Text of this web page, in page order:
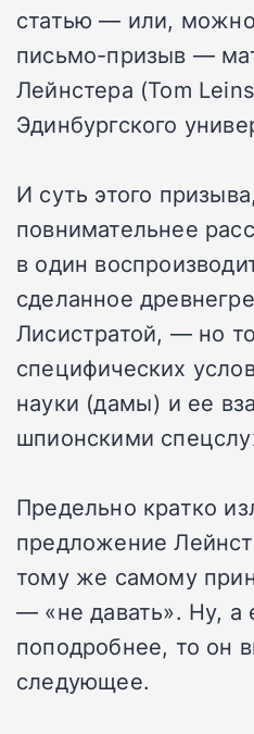
статью — или, можно
письмо-призыв —
Лейнстера (Tom
Эдинбургского
И суть этого
повнимательнее
в один
сделанное
Лисистратой, — но
специфических
науки (дамы) и ее
шпионскими
Предельно кратко
предложение
тому же самому
— «не давать». Ну, а
поподробнее, то он
следующее.